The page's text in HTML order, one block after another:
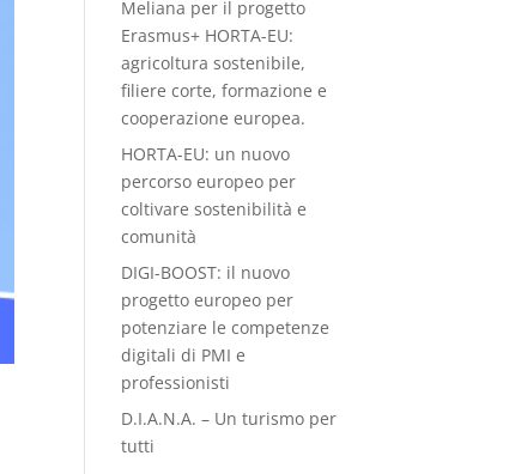
Meliana per il progetto
Erasmus+ HORTA-EU:
agricoltura sostenibile,
filiere corte, formazione e
cooperazione europea.
HORTA-EU: un nuovo
percorso europeo per
coltivare sostenibilità e
comunità
DIGI-BOOST: il nuovo
progetto europeo per
potenziare le competenze
digitali di PMI e
professionisti
D.I.A.N.A. – Un turismo per
tutti